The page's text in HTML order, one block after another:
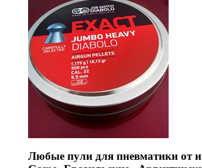
Любые пули для пневматики от